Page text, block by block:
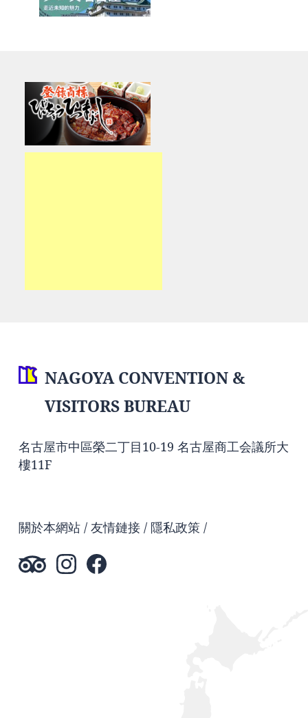
NAGOYA CONVENTION &
VISITORS BUREAU
名古屋市中區榮二丁目10-19 名古屋商工会議所大
樓11F
關於本網站 友情鏈接 隱私政策